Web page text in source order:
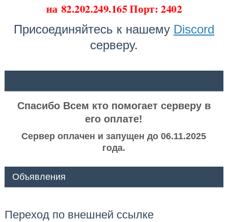
на 82.202.249.165 Порт: 2402
Присоединяйтесь к нашему Discord
серверу.
Спасибо Всем кто помогает серверу в
его оплате!
Сервер оплачен и запущен до 06.11.2025
года.
Объявления
Переход по внешней ссылке